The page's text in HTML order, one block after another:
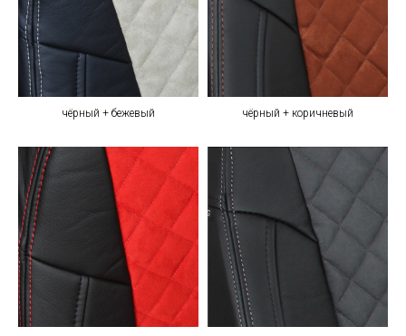
чёрный + бежевый чёрный + коричневый